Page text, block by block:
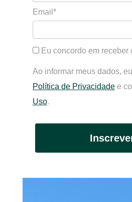
Email*
Eu concordo em receber
Ao informar meus dados,
Política de Privacidadee
Uso.